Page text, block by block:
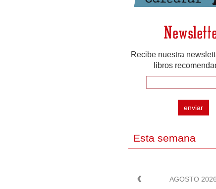
Recibe nuestra
libros
enviar
Esta semana
AGOSTO 2026